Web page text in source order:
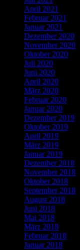
April 2021
Februar 2021
Januar 2021
Dezember 2020
November 2020
Oktober 2020
Juli 2020
Juni 2020
April 2020
März 2020
Februar 2020
Januar 2020
Dezember 2019
Oktober 2019
April 2019
März 2019
Januar 2019
Dezember 2018
November 2018
Oktober 2018
September 2018
August 2018
Juni 2018
Mai 2018
März 2018
Februar 2018
Januar 2018